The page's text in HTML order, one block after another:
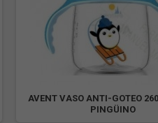
AVENT VASO ANTI-GOTEO
PINGÜINO